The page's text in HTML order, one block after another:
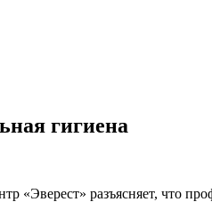
гигиена
«Эверест» разъясняет, что